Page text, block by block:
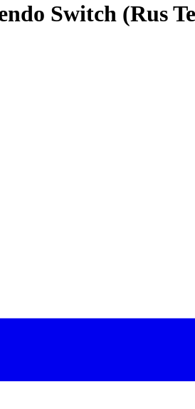
Switch (Rus